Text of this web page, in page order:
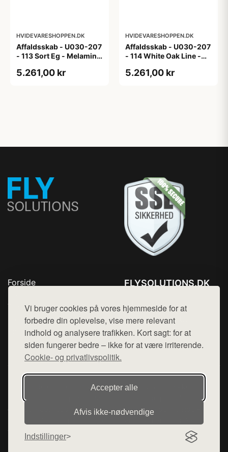
Vi bruger cookies på vores hjemmeside for at
forbedre din oplevelse, vise mere relevant
indhold og analysere trafikken. Kort sagt: for at
siden fungerer bedre – ikke for at være irriterende.
Cookie- og privatlivspolitik.
Accepter alle
Afvis ikke‑nødvendige
Indstillinger
HVIDEVARESHOPPEN.DK
Affaldsskab - U030-207
- 113 Sort Eg - Melamin,
5.261,00 kr
HVIDEVARESHOPPEN.DK
Affaldsskab - U030-207
- 114 White Oak Line -
5.261,00 kr
Forside
Top Rabatter
Blog
Kontakt
FLYSOLUTIONS.DK
Mail: hej@want.dk
Cookie- og privatlivspolitik
Denne side er en del af want.dk, der udgiver en række
hjemmesider med præsentation af forskellige produkter fra
diverse webshops. Der sælges ikke varer fra denne side - vi
henviser til de shops, som sælger varen. Vi har heller ikke
varerne på lager.